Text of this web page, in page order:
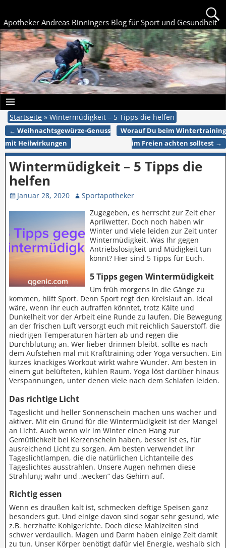
Apotheker Andreas Binningers Blog für Sport und Gesundheit
Startseite » Wintermüdigkeit – 5 Tipps die helfen
Artikelnavigation
← Weihnachtsgewürze-Genuss
mit Heilwirkungen
Worauf Du beim Wintertraining
im Freien achten solltest →
Wintermüdigkeit – 5 Tipps die
helfen
Januar 28, 2020
Sportapotheker
Zugegeben, es herrscht zur Zeit eher
Aprilwetter. Doch noch haben wir
Winter und viele leiden zur Zeit unter
Wintermüdigkeit. Was Ihr gegen
Antriebslosigkeit und Müdigkeit tun
könnt? Hier sind 5 Tipps für Euch.
5 Tipps gegen Wintermüdigkeit
Um früh morgens in die Gänge zu
kommen, hilft Sport. Denn Sport regt den Kreislauf an. Ideal
wäre, wenn ihr euch aufraffen könntet, trotz Kälte und
Dunkelheit vor der Arbeit eine Runde zu laufen. Die Bewegung
an der frischen Luft versorgt euch mit reichlich Sauerstoff, die
niedrigen Temperaturen härten ab und regen die
Durchblutung an. Wer lieber drinnen bleibt, sollte es nach
dem Aufstehen mal mit Krafttraining oder Yoga versuchen. Ein
kurzes knackiges Workout wirkt wahre Wunder. Am besten in
einem gut belüfteten, kühlen Raum. Yoga löst darüber hinaus
Verspannungen, unter denen viele nach dem Schlafen leiden.
Das richtige Licht
Tageslicht und heller Sonnenschein machen uns wacher und
aktiver. Mit ein Grund für die Wintermüdigkeit ist der Mangel
an Licht. Auch wenn wir im Winter einen Hang zur
Gemütlichkeit bei Kerzenschein haben, besser ist es, für
ausreichend Licht zu sorgen. Am besten verwendet ihr
Tageslichtlampen, die die natürlichen Lichtanteile des
Tageslichtes ausstrahlen. Unsere Augen nehmen diese
Strahlung wahr und „wecken“ das Gehirn auf.
Richtig essen
Wenn es draußen kalt ist, schmecken deftige Speisen ganz
besonders gut. Und einige davon sind sogar sehr gesund, wie
z.B. herzhafte Kohlgerichte. Doch diese Mahlzeiten sind
schwer verdaulich. Magen und Darm haben einige Zeit damit
zu tun. Unser Körper benötigt dafür viel Energie, weshalb sich